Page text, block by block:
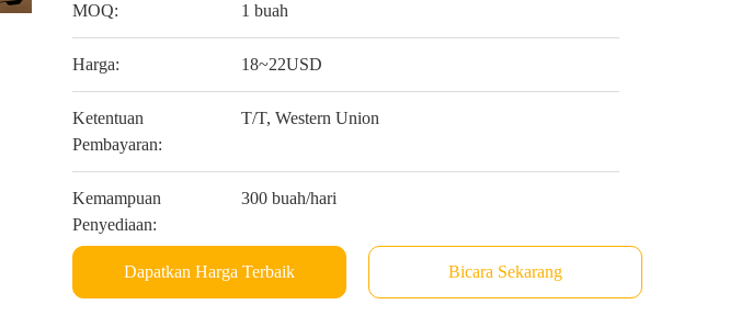
MOQ: 1 buah
Harga: 18~22USD
Ketentuan
Pembayaran:
T/T, Western Union
Kemampuan
Penyediaan:
300 buah/hari
Dapatkan Harga Terbaik Bicara Sekarang